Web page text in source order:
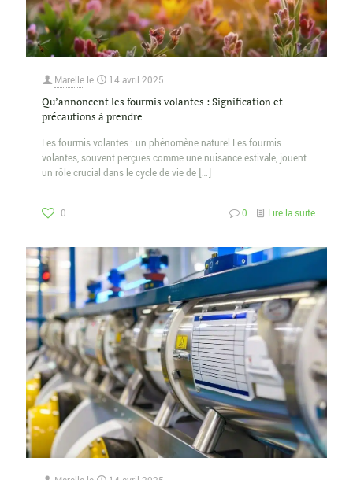
Marelle le 14 avril 2025
Qu’annoncent les fourmis volantes : Signification et
précautions à prendre
Les fourmis volantes : un phénomène naturel Les fourmis
volantes, souvent perçues comme une nuisance estivale, jouent
un rôle crucial dans le cycle de vie de […]
0 0 Lire la suite